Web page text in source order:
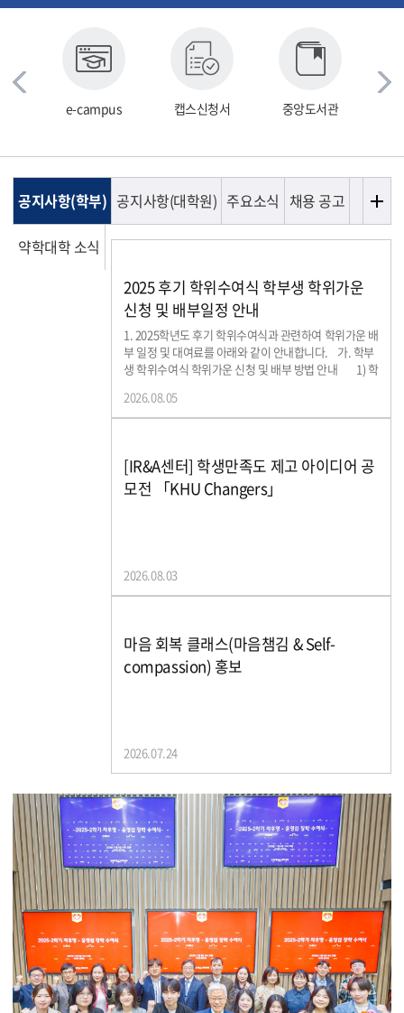
e-campus 캡스신청서 중앙도서관
공지사항(학부) 공지사항(대학원) 주요소식 채용 공고
약학대학 소식
2025 후기 학위수여식 학부생 학위가운
신청 및 배부일정 안내
1. 2025학년도 후기 학위수여식과 관련하여 학위가운 배
부 일정 및 대여료를 아래와 같이 안내합니다. 가. 학부
생 학위수여식 학위가운 신청 및 배부 방법 안내 1) 학
후 졸업예정자 및 기졸업자가 작성 후 신청 ※
https://forms.gle/y31SD2egqfAwwsK98 2) 사전
신청 시 당일 대여가 불가합니다.) 3) 대여/반납기간:
2026.8.19.(수) ~ 2026.8.22.(토)[※ 일정은 학교 사정에
따라 변경될 수 있음] 가) 대여시간 - 8.19.
12:00 ~ 13:00 (대여/반납 불가) - 단, 학위수여식
당일에 한해 점심시간에도 대여 및 반납이 가능합니다.
학위가운 분실시 변상 금액 안내 구 분 분실시 변상
금액 학위가운 분실 200,000원 / 1벌 학위모 분실
20,000원 / 1개 학위모 훼손(술 포함) 10,000원 / 1개
상에서 제외 됩니다. 3) 대여 장소 출입은 졸업생 본
인만 출입할 수 있으며, 가족 또는 친구 등 제3자의 대리
원칙으로 함 가) 대여 절차: 접수→ 신분증 제출→
번호표 배부→ 학위가운 수령 나) 반납 절차: 상태
확인→ 학위가운 반납→ 번호표 제출→ 신분증 반환
5) 대여 신청자는 본인 확인이 가능한 신분증(주민등
록증, 운전면허증, 외국인등록증)을 반드시 지참하여야
하며, 신분증 보관 후 대여함 ※ 학생증, 모바일 신
분증은 인정하지 않습니다. 6) 신청서 제출과 동시에
즉시 접수되며, 접수 완료 후 24시간 이내에 확인 문자 발
송 7) 개인정보(필수항목) 수집 및 이용에 동의 8)
신청시 이름, 학번, 연락처, 졸업학위, 학위가운 대여 희
망일을 정확히 작성 후 제출 9) 학위가운의 제3자를
통해 불법 재대여 또는 판매하는 행위는 엄격히 금지하
며, 위반시 법적 조치를 받을 수 있음
2026.08.05
[IR&A센터] 학생만족도 제고 아이디어 공
모전 「KHU Changers」
2026.08.03
마음 회복 클래스(마음챔김 & Self-
compassion) 홍보
2026.07.24